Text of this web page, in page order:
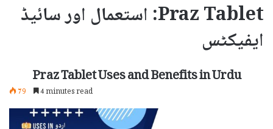
Praz Tablet: استعمال اور سائیڈ
ایفیکٹس
Praz Tablet Uses and Benefits in Urdu
79 4 minutes read